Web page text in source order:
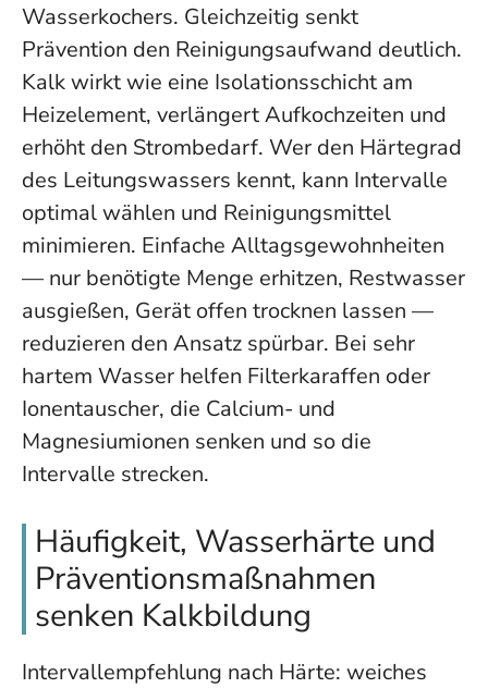
Wasserkochers. Gleichzeitig senkt
Prävention den Reinigungsaufwand deutlich.
Kalk wirkt wie eine Isolationsschicht am
Heizelement, verlängert Aufkochzeiten und
erhöht den Strombedarf. Wer den Härtegrad
des Leitungswassers kennt, kann Intervalle
optimal wählen und Reinigungsmittel
minimieren. Einfache Alltagsgewohnheiten
— nur benötigte Menge erhitzen, Restwasser
ausgießen, Gerät offen trocknen lassen —
reduzieren den Ansatz spürbar. Bei sehr
hartem Wasser helfen Filterkaraffen oder
Ionentauscher, die Calcium- und
Magnesiumionen senken und so die
Intervalle strecken.
Häufigkeit, Wasserhärte und
Präventionsmaßnahmen
senken Kalkbildung
Intervallempfehlung nach Härte: weiches